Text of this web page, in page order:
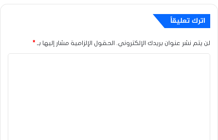
اترك تعليقاً
لن يتم نشر عنوان بريدك الإلكتروني. الحقول الإلزامية مشار إليها بـ *